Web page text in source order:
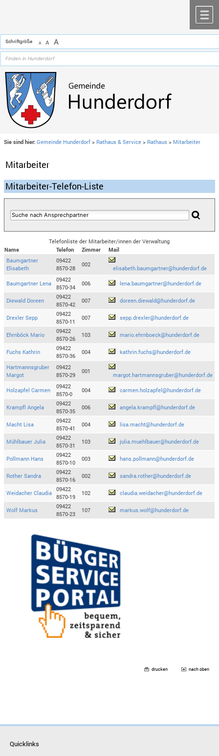
Schriftgröße A A A
Sie sind hier: Gemeinde Hunderdorf > Rathaus & Service > Rathaus > Mitarbeiter
Mitarbeiter
Mitarbeiter-Telefon-Liste
Telefonliste der Mitarbeiter/innen der Verwaltung
Name
Telefon Zimmer
Mail
Baumgartner
Elisabeth
09422
8570-28
002
elisabeth.baumgartner@hunderdorf.de
Baumgartner Lena
09422
8570-34
006 lena.baumgartner@hunderdorf.de
Diewald Doreen
09422
8570-42
007 doreen.diewald@hunderdorf.de
Drexler Sepp
09422
8570-11
007 sepp.drexler@hunderdorf.de
Ehrnböck Mario
09422
8570-26
103 mario.ehrnboeck@hunderdorf.de
Fuchs Kathrin
09422
8570-36
004 kathrin.fuchs@hunderdorf.de
Hartmannsgruber
Margot
09422
8570-29
001
margot.hartmannsgruber@hunderdorf.de
Holzapfel Carmen
09422
8570-0
004 carmen.holzapfel@hunderdorf.de
Krampfl Angela
09422
8570-35
006 angela.krampfl@hunderdorf.de
Macht Lisa
09422
8570-41
004 lisa.macht@hunderdorf.de
Mühlbauer Julia
09422
8570-31
103 julia.muehlbauer@hunderdorf.de
Pollmann Hans
09422
8570-10
003 hans.pollmann@hunderdorf.de
Rother Sandra
09422
8570-16
002 sandra.rother@hunderdorf.de
Weidacher Claudia
09422
8570-19
102 claudia.weidacher@hunderdorf.de
Wolf Markus
09422
8570-23
107 markus.wolf@hunderdorf.de
drucken nach oben
Quicklinks